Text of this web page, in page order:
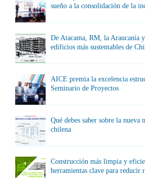
sueño a la consolidación de la
De Atacama, RM, la Araucanía
edificios más sustentables de
AICE premia la excelencia
Seminario de Proyectos
Qué debes saber sobre la nueva
chilena
Construcción más limpia y
herramientas clave para reducir